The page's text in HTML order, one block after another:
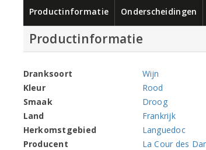
Productinformatie Onderscheidingen
Productinformatie
Dranksoort
Wijn
Kleur
Rood
Smaak
Droog
Land
Frankrijk
Herkomstgebied
Languedoc
Producent
La Cour des